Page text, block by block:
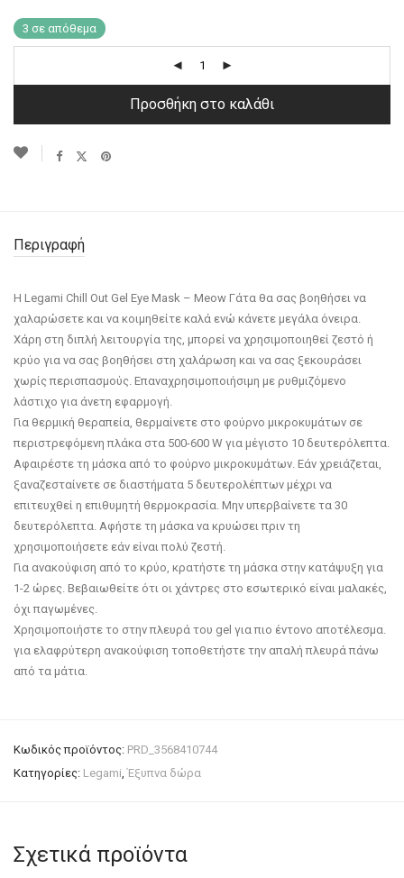
3 σε απόθεμα
Προσθήκη στο καλάθι
Περιγραφή
Η Legami Chill Out Gel Eye Mask – Meow Γάτα θα σας βοηθήσει να
χαλαρώσετε και να κοιμηθείτε καλά ενώ κάνετε μεγάλα όνειρα.
Χάρη στη διπλή λειτουργία της, μπορεί να χρησιμοποιηθεί ζεστό ή
κρύο για να σας βοηθήσει στη χαλάρωση και να σας ξεκουράσει
χωρίς περισπασμούς. Επαναχρησιμοποιήσιμη με ρυθμιζόμενο
λάστιχο για άνετη εφαρμογή.
Για θερμική θεραπεία, θερμαίνετε στο φούρνο μικροκυμάτων σε
περιστρεφόμενη πλάκα στα 500-600 W για μέγιστο 10 δευτερόλεπτα.
Αφαιρέστε τη μάσκα από το φούρνο μικροκυμάτων. Εάν χρειάζεται,
ξαναζεσταίνετε σε διαστήματα 5 δευτερολέπτων μέχρι να
επιτευχθεί η επιθυμητή θερμοκρασία. Μην υπερβαίνετε τα 30
δευτερόλεπτα. Αφήστε τη μάσκα να κρυώσει πριν τη
χρησιμοποιήσετε εάν είναι πολύ ζεστή.
Για ανακούφιση από το κρύο, κρατήστε τη μάσκα στην κατάψυξη για
1-2 ώρες. Βεβαιωθείτε ότι οι χάντρες στο εσωτερικό είναι μαλακές,
όχι παγωμένες.
Χρησιμοποιήστε το στην πλευρά του gel για πιο έντονο αποτέλεσμα.
για ελαφρύτερη ανακούφιση τοποθετήστε την απαλή πλευρά πάνω
από τα μάτια.
Κωδικός προϊόντος: PRD_3568410744
Κατηγορίες: Legami,Έξυπνα δώρα
Σχετικά προϊόντα